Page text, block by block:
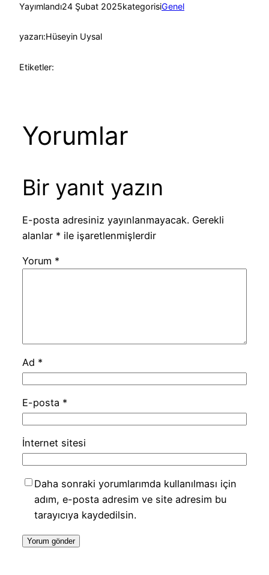
Yayımlandı24 Şubat 2025kategorisiGenel
yazarı:Hüseyin Uysal
Etiketler:
Yorumlar
Bir yanıt yazın
E-posta adresiniz yayınlanmayacak. Gerekli
alanlar * ile işaretlenmişlerdir
Yorum *
Ad *
E-posta *
İnternet sitesi
Daha sonraki yorumlarımda kullanılması için
adım, e-posta adresim ve site adresim bu
tarayıcıya kaydedilsin.